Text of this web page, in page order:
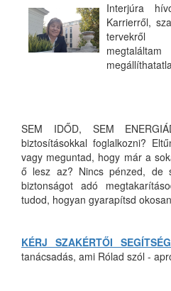
Interjúra
Karrierről,
tervekről
SEM IDŐD, SEM
biztosításokkal foglalkozni?
vagy meguntad, hogy már a
ő lesz az? Nincs pénzed, de
biztonságot adó
tudod, hogyan gyarapítsd
KÉRJ SZAKÉRTŐI
tanácsadás, ami Rólad szól -